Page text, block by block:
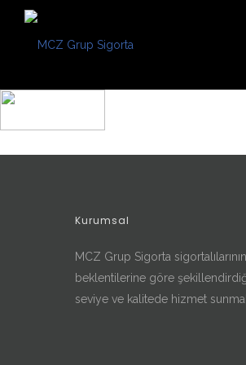
Kurumsal
MCZ Grup Sigorta
beklentilerine göre
seviye ve kalitede hizmet